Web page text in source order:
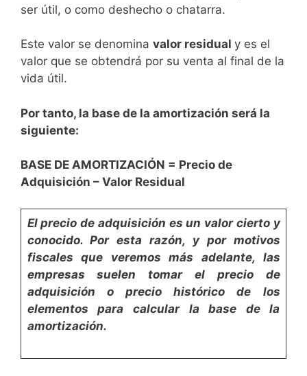
ser útil, o como deshecho o chatarra.
Este valor se denomina valor residual y es el
valor que se obtendrá por su venta al final de la
vida útil.
Por tanto, la base de la amortización será la
siguiente:
BASE DE AMORTIZACIÓN = Precio de
Adquisición – Valor Residual
El precio de adquisición es un valor cierto y
conocido.Por esta razón, y por motivos
fiscalesque veremos más adelante, las
empresas suelen tomar el pre­cio de
adquisición o precio histórico de los
elementos para calcular la base de la
amortización.